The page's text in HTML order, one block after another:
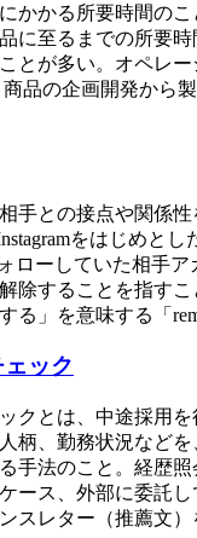
かかる所要時間の
に至るまでの所要時
とが多い。オペレ
品の企画開発から
手との接点や関係
をはじめとし
ローしていた相手ア
除することを指す
する」を意味する「
ック
クとは、中途採用
柄、勤務状況など
手法のこと。経歴
ース、外部に委託し
スレター（推薦文